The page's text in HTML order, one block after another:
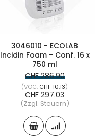
3046010 - ECOLAB
Incidin Foam - Conf. 16 x
750 ml
CHF 286.90
CHF 10.13
CHF 297.03
(Zzgl. Steuern)